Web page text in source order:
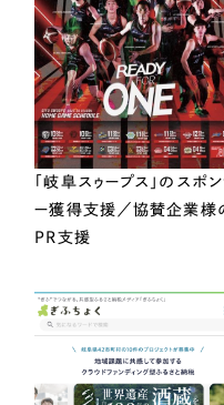
「岐阜スゥープス」のスポ
ー獲得支援／協賛企業様
PR支援